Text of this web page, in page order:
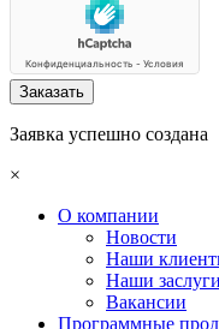
Заказать
Заявка успешно создана
×
О компании
Новости
Наши
Наши заслуги
Вакансии
Программные